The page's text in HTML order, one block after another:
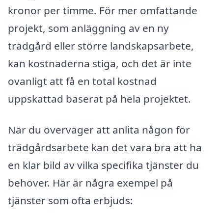
kronor per timme. För mer omfattande
projekt, som anläggning av en ny
trädgård eller större landskapsarbete,
kan kostnaderna stiga, och det är inte
ovanligt att få en total kostnad
uppskattad baserat på hela projektet.
När du överväger att anlita någon för
trädgårdsarbete kan det vara bra att ha
en klar bild av vilka specifika tjänster du
behöver. Här är några exempel på
tjänster som ofta erbjuds: